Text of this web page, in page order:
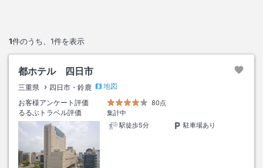
1件のうち、 1件を表示
都ホテル 四日市
三重県 四日市・鈴鹿
地図
お客様アンケート評価
80点
るるぶトラベル評価
集計中
駅徒歩5分
駐車場あり